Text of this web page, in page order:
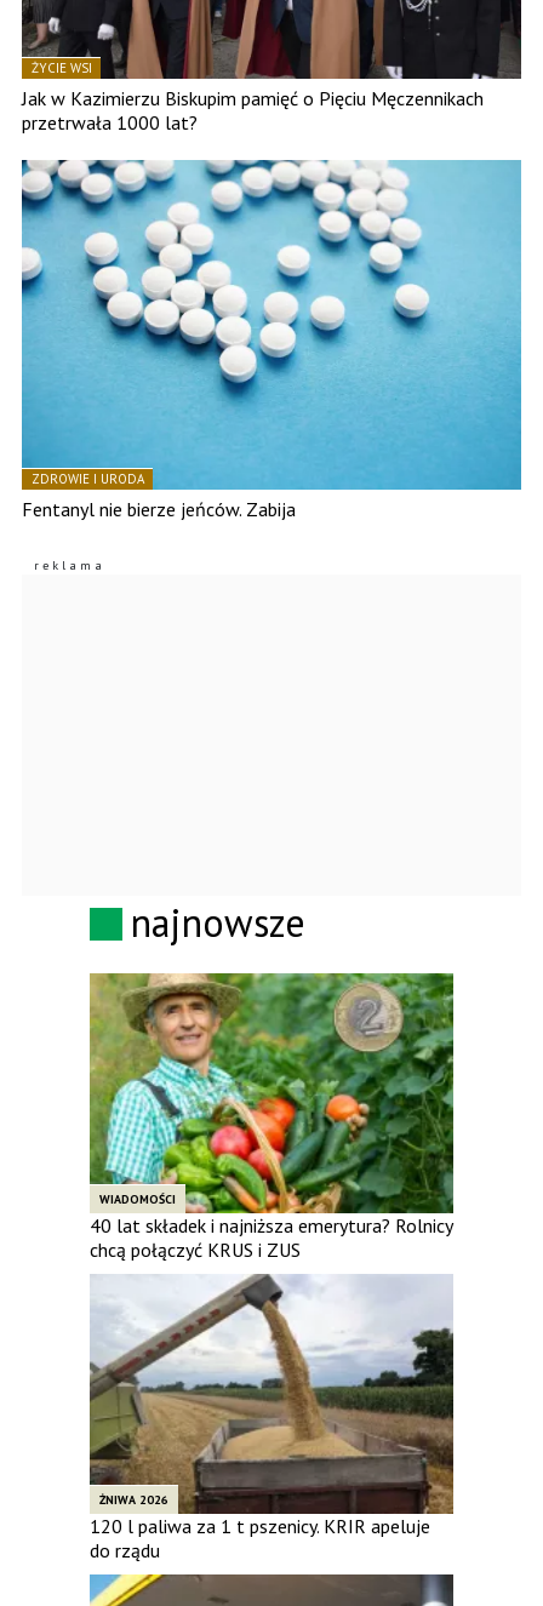
ŻYCIE WSI
Jak w Kazimierzu Biskupim pamięć o Pięciu Męczennikach
przetrwała 1000 lat?
ZDROWIE I URODA
Fentanyl nie bierze jeńców. Zabija
najnowsze
WIADOMOŚCI
40 lat składek i najniższa emerytura? Rolnicy
chcą połączyć KRUS i ZUS
ŻNIWA 2026
120 l paliwa za 1 t pszenicy. KRIR apeluje
do rządu